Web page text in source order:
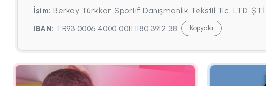
İsim: Berkay Türkkan Sportif Danışmanlık Tekstil Tic. LTD. ŞTİ.
IBAN: TR93 0006 4000 0011 1180 3912 38 Kopyala